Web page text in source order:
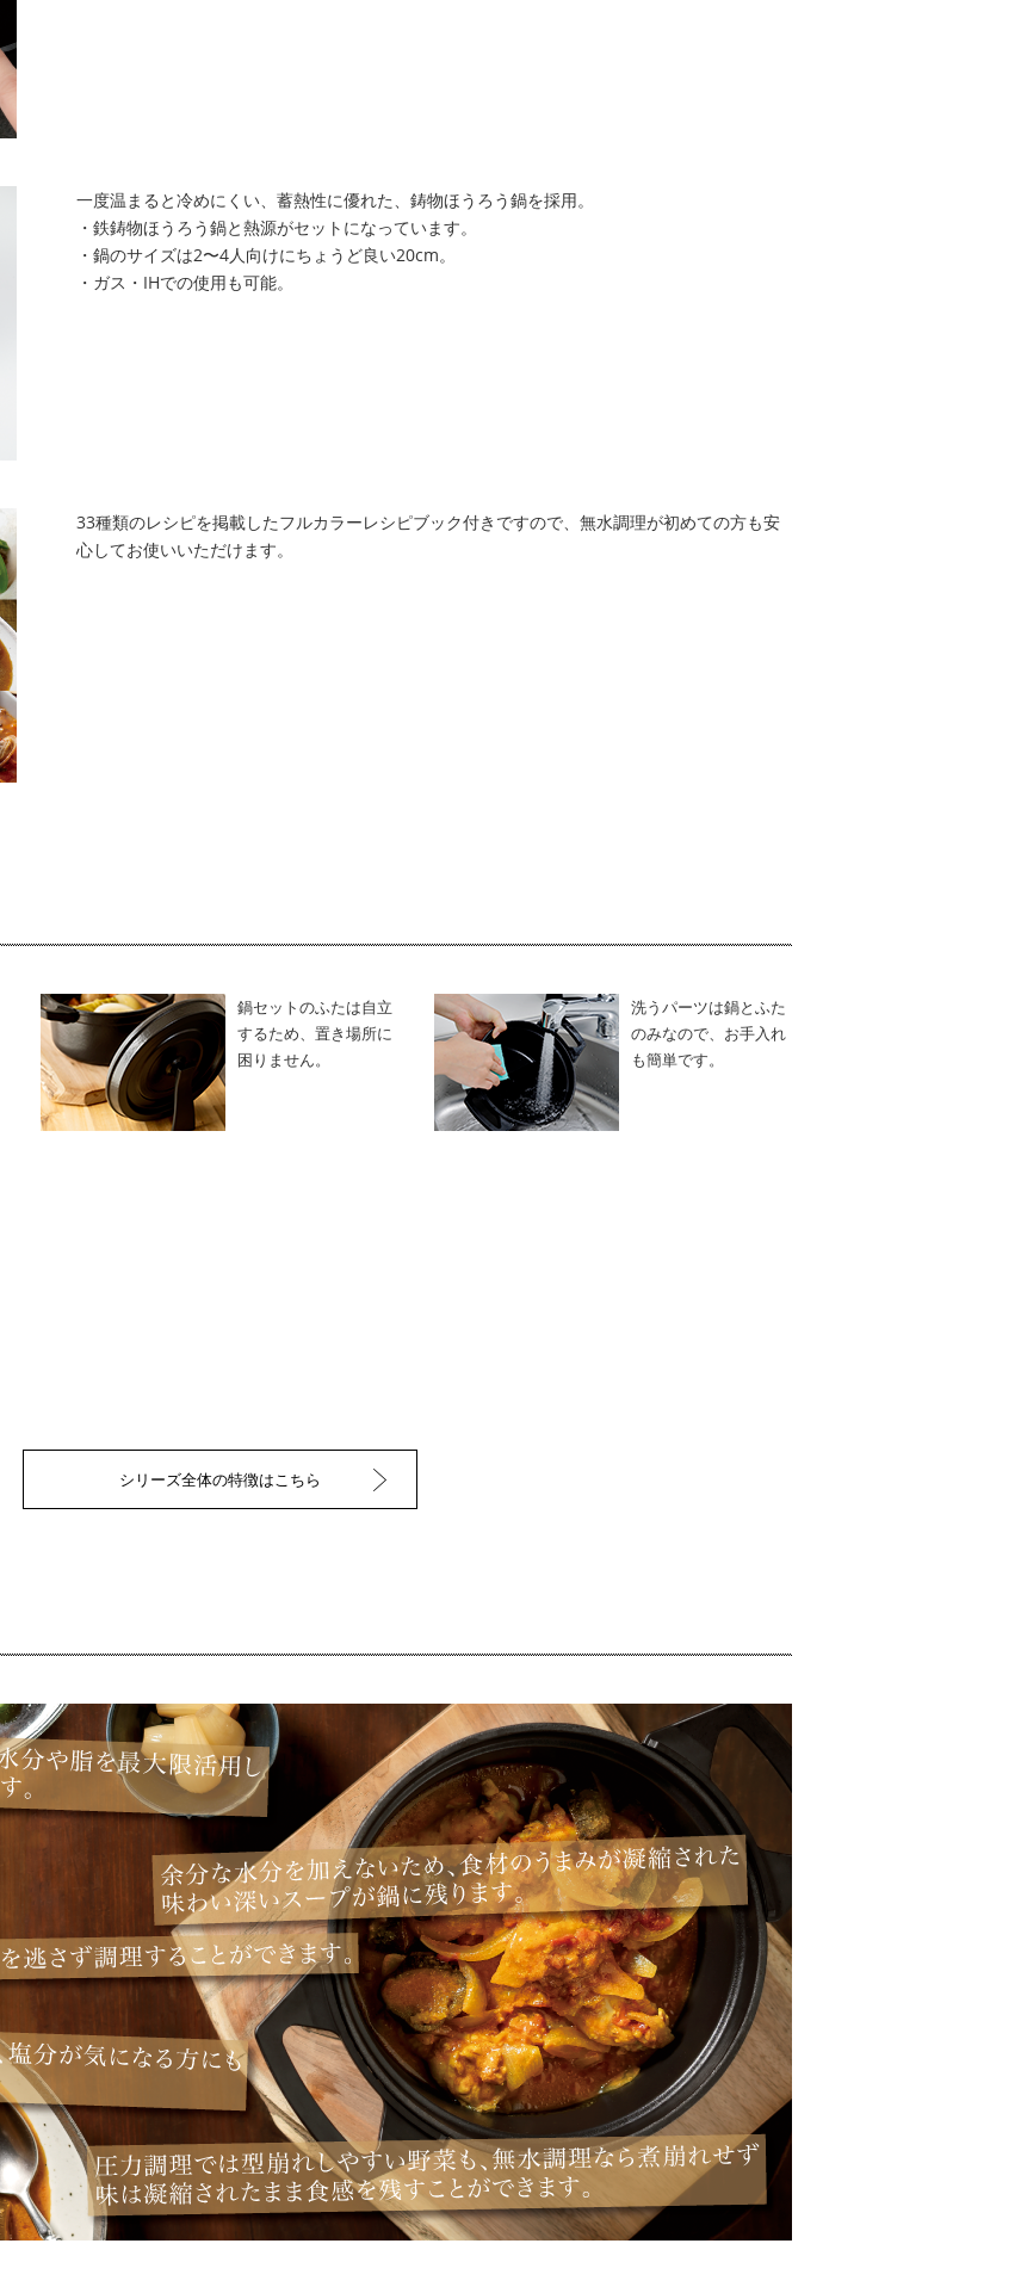
一度温まると冷めにくい、蓄熱性に優れた、鋳物ほうろう鍋を採用。
・鉄鋳物ほうろう鍋と熱源がセットになっています。
・鍋のサイズは2〜4人向けにちょうど良い20cm。
・ガス・IHでの使用も可能。
33種類のレシピを掲載したフルカラーレシピブック付きですので、無水調理が初めての方も安
心してお使いいただけます。
鍋セットのふたは自立
するため、置き場所に
困りません。
洗うパーツは鍋とふた
のみなので、お手入れ
も簡単です。
シリーズ全体の特徴はこちら